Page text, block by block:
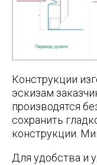
Конструкции
эскизам
производятся
сохранить
конструкции.
Для удобства и